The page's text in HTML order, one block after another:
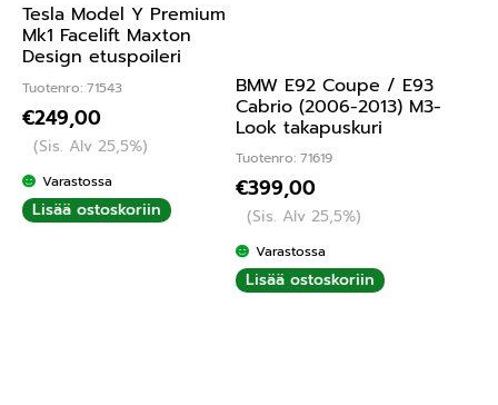
Tesla Model Y Premium
Mk1 Facelift Maxton
Design etuspoileri
Tuotenro: 71543
€249,00
(Sis. Alv 25,5%)
Varastossa
Lisää ostoskoriin
BMW E92 Coupe / E93
Cabrio (2006-2013) M3-
Look takapuskuri
Tuotenro: 71619
€399,00
(Sis. Alv 25,5%)
Varastossa
Lisää ostoskoriin